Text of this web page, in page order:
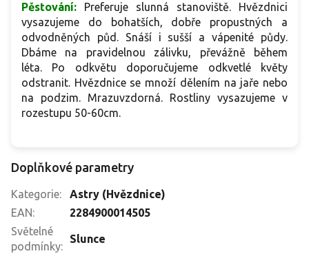
Pěstování:
Preferuje slunná stanoviště. Hvězdnici
vysazujeme do bohatších, dobře propustných a
odvodněných půd. Snáší i sušší a vápenité půdy.
Dbáme na pravidelnou zálivku, převážně během
léta. Po odkvětu doporučujeme odkvetlé květy
odstranit. Hvězdnice se množí dělením na jaře nebo
na podzim. Mrazuvzdorná. Rostliny vysazujeme v
rozestupu 50-60cm.
Doplňkové parametry
Kategorie:
Astry (Hvězdnice)
EAN:
2284900014505
Světelné
podmínky:
Slunce